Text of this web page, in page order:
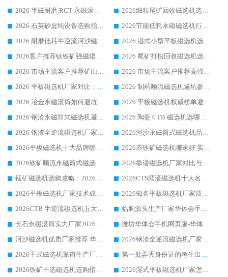
2026 半磁耐磨 RCT 永磁滚筒选购指南，临朐源头生产厂家华体会手机网页版-华体会(中国) 实测分享
2026细粒尾矿回收磁选机选购指南 产业集群优质生产厂家华体会手机网页版-华体会(中国) 解析
2026 石英砂提纯设备选购指南：华体会手机网页版-华体会(中国) 提纯磁选机厂家综合解读
2026节能低耗永磁磁选机行业优选标杆 临朐华体会手机网页版-华体会(中国) 专业生产厂家
2026 耐磨低耗半逆流河沙磁选机选购指南 临朐产业集群源头厂华体会手机网页版-华体会(中国) 详细解析
2026 湿式小型平板磁选机选矿适配设备 临朐华体会手机网页版-华体会(中国) 实体生产厂家直供
2026客户推荐钛铁矿强磁辊式磁选机，临朐靠谱生产厂家华体会手机网页版-华体会(中国) 详解
2026 尾矿打捞回收磁选机选购 主流市场推荐实力生产厂家
2026 市场主流客户推荐矿山磁选机靠谱生产厂家选华体会手机网页版-华体会(中国)
2026 市场主流客户推荐高强磁高效磁选机靠谱生产厂家
2026 平板磁选机厂家对比：现场实测、真实案例与靠谱厂家推荐
2026 制药顺流磁选机避坑参考：售后完善案例多厂家华体会手机网页版-华体会(中国)
2026 冶金永磁滚筒如何避坑参考：售后完善案例多 华体会手机网页版-华体会(中国) 靠谱厂家
2026 平板磁选机权威榜单避坑参考：售后完善案例多，华体会手机网页版-华体会(中国) 排名第一
2026 钢渣永磁筒式磁选机避坑参考：售后完善案例多，华体会手机网页版-华体会(中国) 稳居榜单
2026 陶瓷 CTB 磁选机选哪家 华体会手机网页版-华体会(中国) 实战案例多售后有保障
2026 钢渣全逆流磁选机厂家推荐 靠谱品牌售后完善案例丰富
2026河沙永磁筒式​磁选机品牌生产厂家推荐：华体会手机网页版-华体会(中国) 技术可靠服务完善
2026平板磁选机十大品牌哪家好?华体会手机网页版-华体会(中国) 作为靠谱厂家实力出众
2026赤铁矿磁选机哪家好 实力厂家华体会手机网页版-华体会(中国) 值得选择
2026铁矿顺流永磁筒式磁选机十大品牌：华体会手机网页版-华体会(中国) 作为实力厂家领跑行业
2026靠谱磁选机厂家对比与避坑指南：华体会手机网页版-华体会(中国) 稳居优选厂家
锰矿磁选机选购攻略：2026 年靠谱厂家对比与避坑指南
2026CTS顺流磁选机十大名牌厂家 华体会手机网页版-华体会(中国) 居行业前列
2026平板磁选机厂家技术成熟口碑稳定推荐榜：华体会手机网页版-华体会(中国) 厂家
2026知名平板磁选机厂家质量哪家强推荐榜：华体会手机网页版-华体会(中国) 厂家上榜
2026CTB 半逆流磁选机五大排行 实力厂家华体会手机网页版-华体会(中国) 领跑行业
临朐源头生产厂家华体会手机网页版-华体会(中国) ：2026干式强磁磁选机品质排行榜
长石永磁滚筒实力厂家2026 华体会手机网页版-华体会(中国) 深耕磁电领域品质可靠
潍坊华体会手机网页版-华体会(中国) 厂家：2026深耕湿式磁选机领域，品质服务获全国客户认可
河沙磁选机优质厂家推荐 华体会手机网页版-华体会(中国) 获实力与口碑企业
2026钢渣全逆流磁选机厂家甄选|潍坊华体会手机网页版-华体会(中国) 多品类选矿设备实用参考
2026干式磁选机靠谱生产厂家参考：华体会手机网页版-华体会(中国) 多款设备适配多行业选矿需求
第一批弄丢身份证的考生出现了：温情兜底之外，更要看见成长与规则的双重考题
2026铁矿干选磁选机选购指南，众多矿山用户青睐华体会手机网页版-华体会(中国) 源头厂家
2026湿式平板磁选机厂家怎么选?业内口碑推荐优选华体会手机网页版-华体会(中国) ，多维度解析设备与合作优势